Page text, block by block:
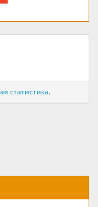
статистика.